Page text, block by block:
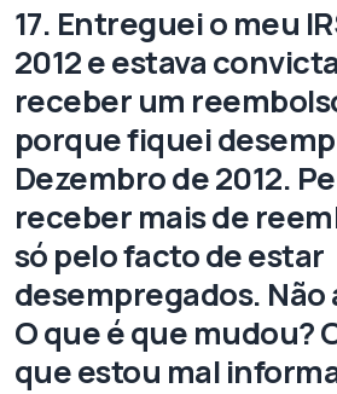
17. Entreguei o meu
2012 e estava
receber um
porque fiquei
Dezembro de 2012.
receber mais de
só pelo facto de estar
desempregados.
O que é que mudou?
que estou mal